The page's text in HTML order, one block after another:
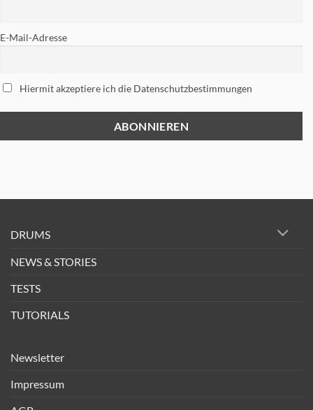
E-Mail-Adresse
Hiermit akzeptiere ich die Datenschutzbestimmungen
DRUMS
NEWS & STORIES
TESTS
TUTORIALS
Newsletter
Impressum